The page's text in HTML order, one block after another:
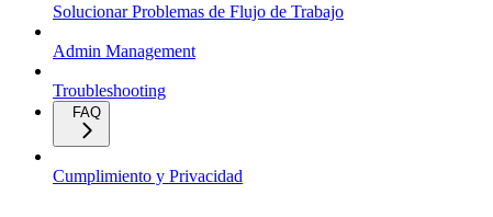
Solucionar Problemas de Flujo de Trabajo
Admin Management
Troubleshooting
FAQ
Cumplimiento y Privacidad